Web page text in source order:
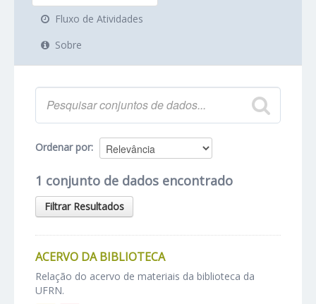
Fluxo de Atividades
Sobre
Ordenar por
1 conjunto de dados encontrado
Filtrar Resultados
ACERVO DA BIBLIOTECA
Relação do acervo de materiais da biblioteca da
UFRN.